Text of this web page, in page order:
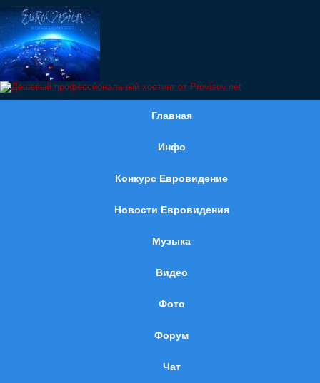
Главная
Инфо
Конкурс Евровидение
Новости Евровидения
Музыка
Видео
Фото
Форум
Чат